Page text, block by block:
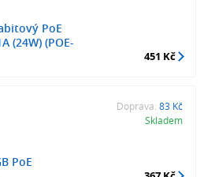
PoE
(24W) (POE-
451 Kč
PoE
Doprava: 83 Kč
Skladem